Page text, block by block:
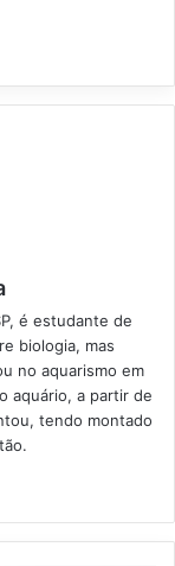
é estudante de
biologia, mas
no aquarismo em
aquário, a partir de
tendo montado